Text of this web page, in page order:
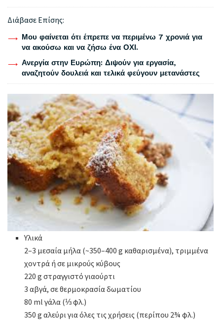
Διάβασε Επίσης:
Μου φαίνεται ότι έπρεπε να περιμένω 7 χρονιά για
να ακούσω και να ζήσω ένα ΟΧΙ.
Ανεργία στην Ευρώπη: Διψούν για εργασία,
αναζητούν δουλειά και τελικά φεύγουν μετανάστες
Υλικά
2–3 μεσαία μήλα (~350–400 g καθαρισμένα), τριμμένα
χοντρά ή σε μικρούς κύβους
220 g στραγγιστό γιαούρτι
3 αβγά, σε θερμοκρασία δωματίου
80 ml γάλα (⅓ φλ.)
350 g αλεύρι για όλες τις χρήσεις (περίπου 2¾ φλ.)